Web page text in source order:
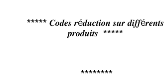
***** 𝑪𝒐𝒅𝒆𝒔 𝒓é𝒅𝒖𝒄𝒕𝒊𝒐𝒏 𝒔𝒖𝒓 𝒅𝒊𝒇𝒇é𝒓𝒆𝒏𝒕𝒔
𝒑𝒓𝒐𝒅𝒖𝒊𝒕𝒔 *****
********